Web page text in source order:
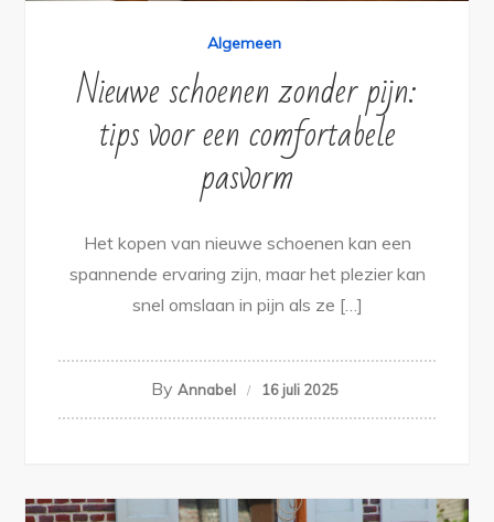
Algemeen
Nieuwe schoenen zonder pijn:
tips voor een comfortabele
pasvorm
Het kopen van nieuwe schoenen kan een
spannende ervaring zijn, maar het plezier kan
snel omslaan in pijn als ze […]
By Annabel 16 juli 2025